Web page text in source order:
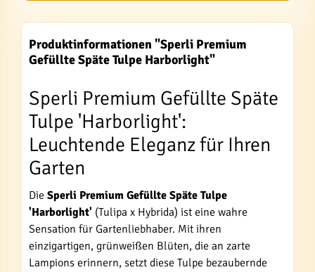
Produktinformationen "Sperli Premium
Gefüllte Späte Tulpe Harborlight"
Sperli Premium Gefüllte Späte
Tulpe 'Harborlight':
Leuchtende Eleganz für Ihren
Garten
Die Sperli Premium Gefüllte Späte Tulpe
'Harborlight' (Tulipa x Hybrida) ist eine wahre
Sensation für Gartenliebhaber. Mit ihren
einzigartigen, grünweißen Blüten, die an zarte
Lampions erinnern, setzt diese Tulpe bezaubernde